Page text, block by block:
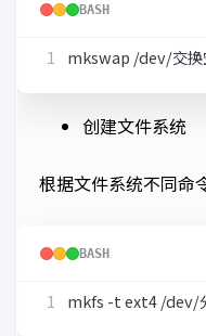
BASH
创建文件系统
根据文件系统不同命
BASH